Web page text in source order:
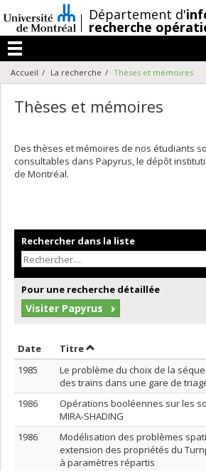
au
contenu
/Département d'
recherche
Menu
Accueil La recherche Thèses et mémoires
Thèses et mémoires
Des thèses et mémoires de nos étudiants
consultables dans Papyrus, le dépôt
de Montréal.
Rechercher dans la liste
Pour une recherche détaillée
Visiter Papyrus
Date Trier par date en ordre décroissant
TitreTrier par titre en ordre
1985
Le problème du choix de la
des trains dans une gare de
1986
Opérations booléennes sur les
MIRA-SHADING
1986
Modélisation des problèmes
extension des propriétés du
à paramètres répartis